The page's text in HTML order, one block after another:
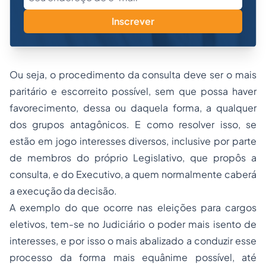
Inscrever
Ou seja, o procedimento da consulta deve ser o mais
paritário e escorreito possível, sem que possa haver
favorecimento, dessa ou daquela forma, a qualquer
dos grupos antagônicos. E como resolver isso, se
estão em jogo interesses diversos, inclusive por parte
de membros do próprio Legislativo, que propôs a
consulta, e do Executivo, a quem normalmente caberá
a execução da decisão.
A exemplo do que ocorre nas eleições para cargos
eletivos, tem-se no Judiciário o poder mais isento de
interesses, e por isso o mais abalizado a conduzir esse
processo da forma mais equânime possível, até